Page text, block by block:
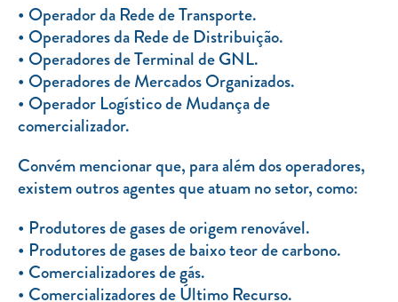
Operador da Rede de Transporte.
Operadores da Rede de Distribuição.
Operadores de Terminal de GNL.
Operadores de Mercados Organizados.
Operador Logístico de Mudança de
comercializador.
Convém mencionar que, para além dos operadores,
existem outros agentes que atuam no setor, como:
Produtores de gases de origem renovável.
Produtores de gases de baixo teor de carbono.
Comercializadores de gás.
Comercializadores de Último Recurso.